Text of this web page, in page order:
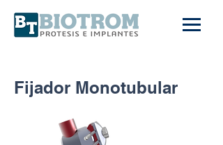
Fijador Monotubular